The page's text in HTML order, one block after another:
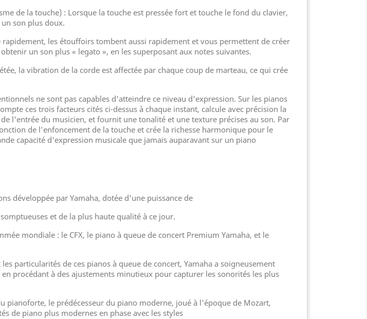
de la touche) : Lorsque la touche est pressée fort et touche le fond du clavier,
son plus doux.
les étouffoirs tombent aussi rapidement et vous permettent de créer
un son plus « legato », en les superposant aux notes suivantes.
la vibration de la corde est affectée par chaque coup de marteau, ce qui crée
ne sont pas capables d'atteindre ce niveau d'expression. Sur les pianos
ces trois facteurs cités ci-dessus à chaque instant, calcule avec précision la
l'entrée du musicien, et fournit une tonalité et une texture précises au son. Par
de l’enfoncement de la touche et crée la richesse harmonique pour le
capacité d'expression musicale que jamais auparavant sur un piano
développée par Yamaha, dotée d'une puissance de
et de la plus haute qualité à ce jour.
mondiale : le CFX, le piano à queue de concert Premium Yamaha, et le
particularités de ces pianos à queue de concert, Yamaha a soigneusement
procédant à des ajustements minutieux pour capturer les sonorités les plus
pianoforte, le prédécesseur du piano moderne, joué à l'époque de Mozart,
de piano plus modernes en phase avec les styles